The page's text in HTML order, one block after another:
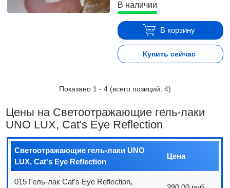
В наличии
В корзину
Купить сейчас
Показано 1 - 4 (всего позиций: 4)
Цены на Светоотражающие гель-лаки
UNO LUX, Cat's Eye Reflection
Светоотражающие гель-лаки UNO
LUX, Cat's Eye Reflection
Цена
015 Гель-лак Cat's Eye Reflection,